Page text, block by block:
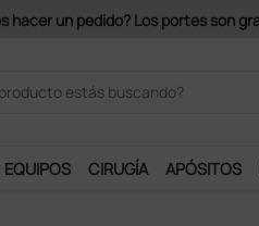
EQUIPOS CIRUGÍA APÓSITOS